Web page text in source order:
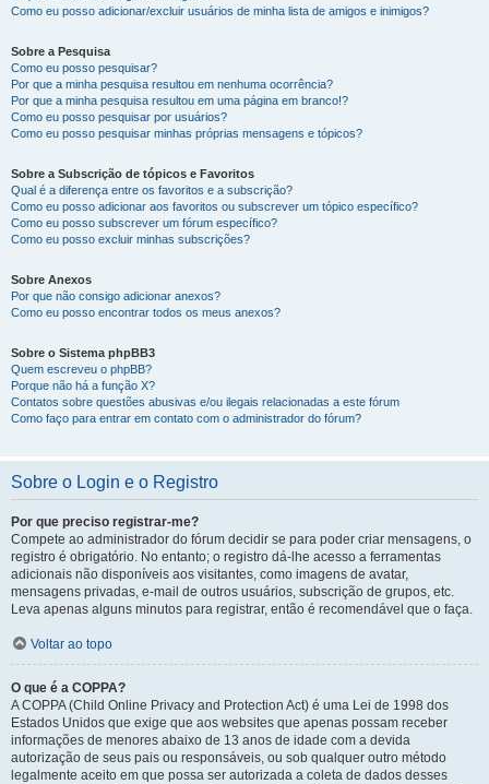
Como eu posso adicionar/excluir usuários de minha lista de amigos e inimigos?
Sobre a Pesquisa
Como eu posso pesquisar?
Por que a minha pesquisa resultou em nenhuma ocorrência?
Por que a minha pesquisa resultou em uma página em branco!?
Como eu posso pesquisar por usuários?
Como eu posso pesquisar minhas próprias mensagens e tópicos?
Sobre a Subscrição de tópicos e Favoritos
Qual é a diferença entre os favoritos e a subscrição?
Como eu posso adicionar aos favoritos ou subscrever um tópico específico?
Como eu posso subscrever um fórum específico?
Como eu posso excluir minhas subscrições?
Sobre Anexos
Por que não consigo adicionar anexos?
Como eu posso encontrar todos os meus anexos?
Sobre o Sistema phpBB3
Quem escreveu o phpBB?
Porque não há a função X?
Contatos sobre questões abusivas e/ou ilegais relacionadas a este fórum
Como faço para entrar em contato com o administrador do fórum?
Sobre o Login e o Registro
Por que preciso registrar-me?
Compete ao administrador do fórum decidir se para poder criar mensagens, o
registro é obrigatório. No entanto; o registro dá-lhe acesso a ferramentas
adicionais não disponíveis aos visitantes, como imagens de avatar,
mensagens privadas, e-mail de outros usuários, subscrição de grupos, etc.
Leva apenas alguns minutos para registrar, então é recomendável que o faça.
Voltar ao topo
O que é a COPPA?
A COPPA (Child Online Privacy and Protection Act) é uma Lei de 1998 dos
Estados Unidos que exige que aos websites que apenas possam receber
informações de menores abaixo de 13 anos de idade com a devida
autorização de seus pais ou responsáveis, ou sob qualquer outro método
legalmente aceito em que possa ser autorizada a coleta de dados desses